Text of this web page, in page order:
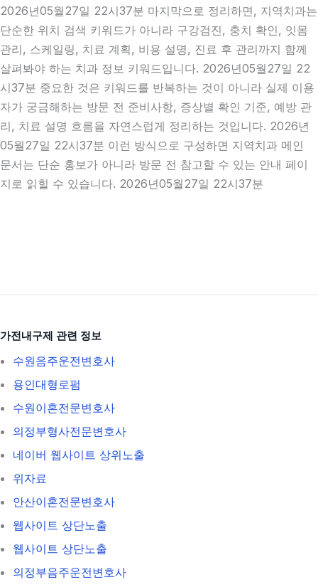
2026년05월27일 22시37분 마지막으로 정리하면, 지역치과는
단순한 위치 검색 키워드가 아니라 구강검진, 충치 확인, 잇몸
관리, 스케일링, 치료 계획, 비용 설명, 진료 후 관리까지 함께
살펴봐야 하는 치과 정보 키워드입니다. 2026년05월27일 22
시37분 중요한 것은 키워드를 반복하는 것이 아니라 실제 이용
자가 궁금해하는 방문 전 준비사항, 증상별 확인 기준, 예방 관
리, 치료 설명 흐름을 자연스럽게 정리하는 것입니다. 2026년
05월27일 22시37분 이런 방식으로 구성하면 지역치과 메인
문서는 단순 홍보가 아니라 방문 전 참고할 수 있는 안내 페이
지로 읽힐 수 있습니다. 2026년05월27일 22시37분
가전내구제 관련 정보
수원음주운전변호사
용인대형로펌
수원이혼전문변호사
의정부형사전문변호사
네이버 웹사이트 상위노출
위자료
안산이혼전문변호사
웹사이트 상단노출
웹사이트 상단노출
의정부음주운전변호사